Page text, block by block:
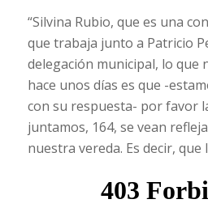
“Silvina Rubio, que es una
que trabaja junto a Patricio
delegación municipal, lo que
hace unos días es que -
con su respuesta- por favor
juntamos, 164, se vean
nuestra vereda. Es decir, que